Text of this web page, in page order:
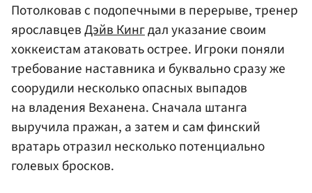
Потолковав с подопечными в перерыве, тренер
ярославцевДэйв Кингдал указание своим
хоккеистам атаковать острее. Игроки поняли
требование наставника и буквально сразу же
соорудили несколько опасных выпадов
на владения Веханена. Сначала штанга
выручила пражан, а затем и сам финский
вратарь отразил несколько потенциально
голевых бросков.